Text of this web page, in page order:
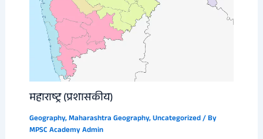
महाराष्ट्र (प्रशासकीय)
Geography,Maharashtra Geography,Uncategorized/ By
MPSC Academy Admin